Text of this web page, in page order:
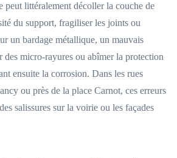
peut littéralement décoller la couche de
du support, fragiliser les joints ou
un bardage métallique, un mauvais
des micro-rayures ou abîmer la protection
ensuite la corrosion. Dans les rues
ou près de la place Carnot, ces erreurs
salissures sur la voirie ou les façades